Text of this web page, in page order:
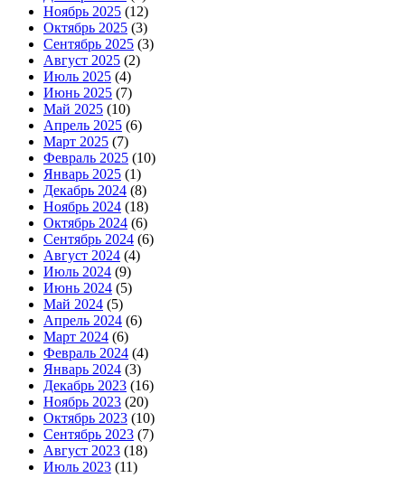
Ноябрь 2025 (12)
Октябрь 2025 (3)
Сентябрь 2025 (3)
Август 2025 (2)
Июль 2025 (4)
Июнь 2025 (7)
Май 2025 (10)
Апрель 2025 (6)
Март 2025 (7)
Февраль 2025 (10)
Январь 2025 (1)
Декабрь 2024 (8)
Ноябрь 2024 (18)
Октябрь 2024 (6)
Сентябрь 2024 (6)
Август 2024 (4)
Июль 2024 (9)
Июнь 2024 (5)
Май 2024 (5)
Апрель 2024 (6)
Март 2024 (6)
Февраль 2024 (4)
Январь 2024 (3)
Декабрь 2023 (16)
Ноябрь 2023 (20)
Октябрь 2023 (10)
Сентябрь 2023 (7)
Август 2023 (18)
Июль 2023 (11)